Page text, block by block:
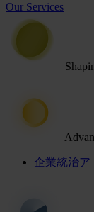
Our Services
企業統治ア